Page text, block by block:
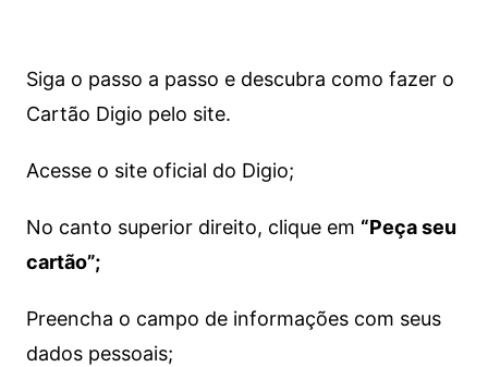
Siga o passo a passo e descubra como fazer o
Cartão Digio pelo site.
Acesse o site oficial do Digio;
No canto superior direito, clique em “Peça seu
cartão”;
Preencha o campo de informações com seus
dados pessoais;